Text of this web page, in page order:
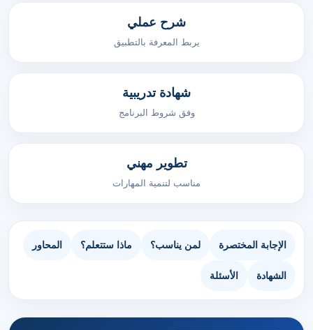
شرح عملي
يربط المعرفة بالتطبيق
شهادة تدريبية
وفق شروط البرنامج
تطوير مهني
مناسب لتنمية المهارات
الإجابة المختصرة لمن يناسب؟ ماذا ستتعلم؟ المحاور
الشهادة الأسئلة